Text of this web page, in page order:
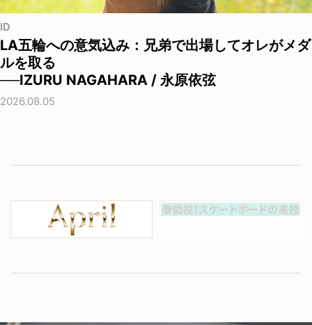
ID
LA五輪への意気込み：兄弟で出場してオレがメダ
ルを取る
──IZURU NAGAHARA / 永原依弦
2026.08.05